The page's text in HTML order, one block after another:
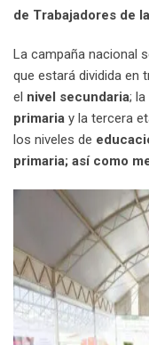
de Trabajadores de
La campaña nacional
que estará dividida en
el nivel secundaria;
primaria y la tercera
los niveles de
primaria; así como